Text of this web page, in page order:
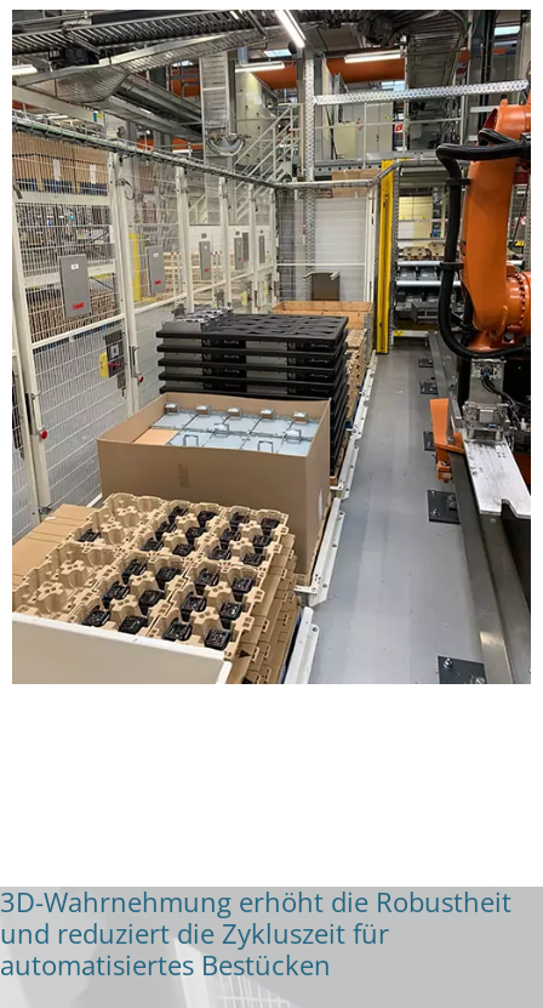
3D-Wahrnehmung erhöht die Robustheit
und reduziert die Zykluszeit für
automatisiertes Bestücken